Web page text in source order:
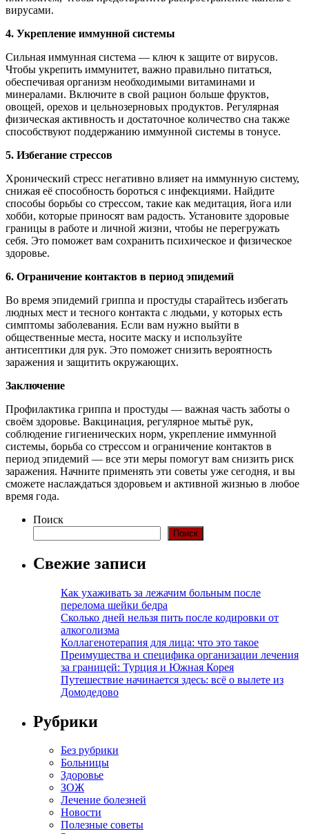
вирусами.
4. Укрепление иммунной системы
Сильная иммунная система — ключ к защите от вирусов.
Чтобы укрепить иммунитет, важно правильно питаться,
обеспечивая организм необходимыми витаминами и
минералами. Включите в свой рацион больше фруктов,
овощей, орехов и цельнозерновых продуктов. Регулярная
физическая активность и достаточное количество сна также
способствуют поддержанию иммунной системы в тонусе.
5. Избегание стрессов
Хронический стресс негативно влияет на иммунную систему,
снижая её способность бороться с инфекциями. Найдите
способы борьбы со стрессом, такие как медитация, йога или
хобби, которые приносят вам радость. Установите здоровые
границы в работе и личной жизни, чтобы не перегружать
себя. Это поможет вам сохранить психическое и физическое
здоровье.
6. Ограничение контактов в период эпидемий
Во время эпидемий гриппа и простуды старайтесь избегать
людных мест и тесного контакта с людьми, у которых есть
симптомы заболевания. Если вам нужно выйти в
общественные места, носите маску и используйте
антисептики для рук. Это поможет снизить вероятность
заражения и защитить окружающих.
Заключение
Профилактика гриппа и простуды — важная часть заботы о
своём здоровье. Вакцинация, регулярное мытьё рук,
соблюдение гигиенических норм, укрепление иммунной
системы, борьба со стрессом и ограничение контактов в
период эпидемий — все эти меры помогут вам снизить риск
заражения. Начните применять эти советы уже сегодня, и вы
сможете наслаждаться здоровьем и активной жизнью в любое
время года.
Поиск
Поиск
Свежие записи
Как ухаживать за лежачим больным после
перелома шейки бедра
Сколько дней нельзя пить после кодировки от
алкоголизма
Коллагенотерапия для лица: что это такое
Преимущества и специфика организации лечения
за границей: Турция и Южная Корея
Путешествие начинается здесь: всё о вылете из
Домодедово
Рубрики
Без рубрики
Больницы
Здоровье
ЗОЖ
Лечение болезней
Новости
Полезные советы